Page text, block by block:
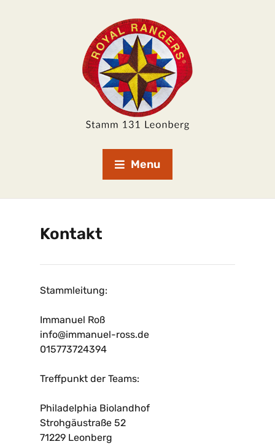
Menu
Kontakt
Stammleitung:
Immanuel Roß
info@immanuel-ross.de
015773724394
Treffpunkt der Teams:
Philadelphia Biolandhof
Strohgäustraße 52
71229 Leonberg